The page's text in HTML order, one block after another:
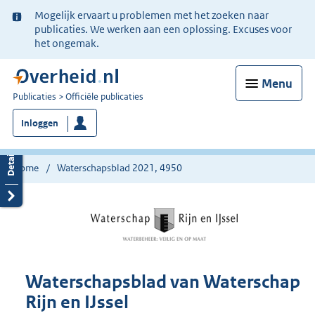
Ter
informatie:
Mogelijk ervaart u problemen met het zoeken naar
publicaties. We werken aan een oplossing. Excuses voor
het ongemak.
Menu
U
bent
nu
hier:
Publicaties Officiële publicaties
Inloggen
Home Waterschapsblad 2021, 4950
Waterschapsblad van Waterschap
Rijn en IJssel